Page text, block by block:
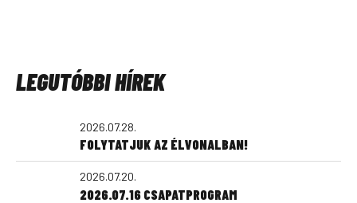
LEGUTÓBBI HÍREK
2026.07.28.
FOLYTATJUK AZ ÉLVONALBAN!
2026.07.20.
2026.07.16 CSAPATPROGRAM